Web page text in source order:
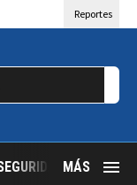
Reportes
JALISCO
MÁS